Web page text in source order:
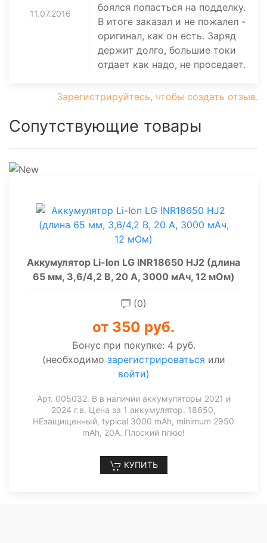
11.07.2016
боялся попасться на подделку.
В итоге заказал и не пожалел -
оригинал, как он есть. Заряд
держит долго, большие токи
отдает как надо, не проседает.
Зарегистрируйтесь, чтобы создать отзыв.
Сопутствующие товары
Аккумулятор Li-Ion LG INR18650 HJ2 (длина
65 мм, 3,6/4,2 В, 20 А, 3000 мАч, 12 мОм)
(0)
от 350 руб.
Бонус при покупке: 4 руб.
(необходимо зарегистрироваться или
войти)
Арт. 005032. В в наличии аккумуляторы 2021 и
2024 г.в. Цена за 1 аккумулятор. 18650,
НЕзащищенный, typical 3000 mAh, minimum 2950
mAh, 20A. Плоский плюс!
КУПИТЬ